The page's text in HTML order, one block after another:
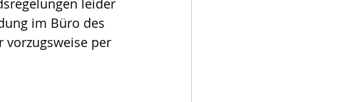
leider
im Büro des
vorzugsweise per